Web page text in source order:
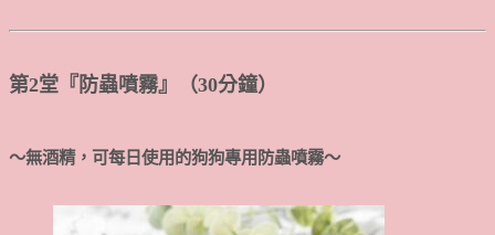
第2堂『防蟲噴霧』（30分鐘）
～無酒精，可每日使用的狗狗專用防蟲噴霧～